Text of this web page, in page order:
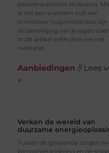
parkeerwachters en boetes.
je dat een wielklem ook een
onmisbaar hulpmiddel kan zijn
de beveiliging van je eigen
In dit artikel onthullen we wat
niemand
Aanbiedingen // Lees
»
Verken de wereld van
duurzame
Tussen de groeiende zorgen
klimaatverandering en de